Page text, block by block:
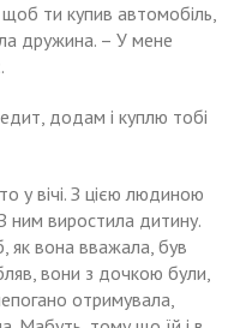
щоб ти купив автомобіль,
дружина. – У мене
додам і куплю тобі
у вічі. З цією людиною
ним виростила дитину.
як вона вважала, був
вони з дочкою були,
отримувала,